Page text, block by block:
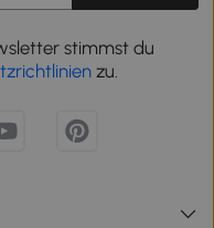
stimmst du
zu.